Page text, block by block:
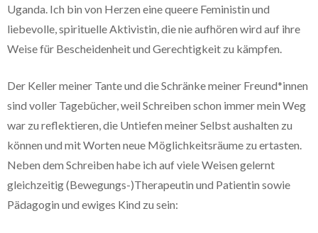
Uganda. Ich bin von Herzen eine queere Feministin und
liebevolle, spirituelle Aktivistin, die nie aufhören wird auf ihre
Weise für Bescheidenheit und Gerechtigkeit zu kämpfen.
Der Keller meiner Tante und die Schränke meiner Freund*innen
sind voller Tagebücher, weil Schreiben schon immer mein Weg
war zu reflektieren, die Untiefen meiner Selbst aushalten zu
können und mit Worten neue Möglichkeitsräume zu ertasten.
Neben dem Schreiben habe ich auf viele Weisen gelernt
gleichzeitig (Bewegungs-)Therapeutin und Patientin sowie
Pädagogin und ewiges Kind zu sein: